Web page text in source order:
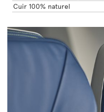
Cuir 100% naturel